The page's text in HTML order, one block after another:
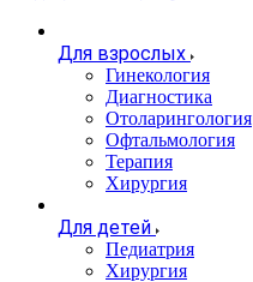
Для взрослых
Гинекология
Диагностика
Отоларингология
Офтальмология
Терапия
Хирургия
Для детей
Педиатрия
Хирургия